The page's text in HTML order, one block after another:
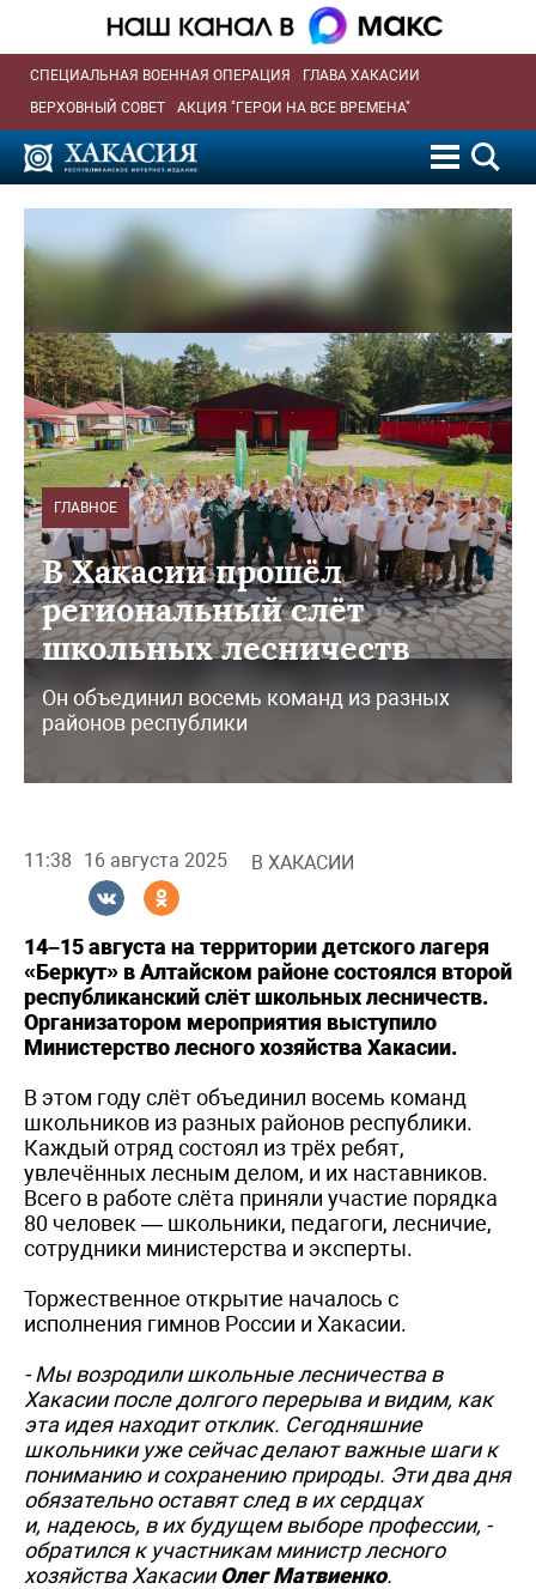
СПЕЦИАЛЬНАЯ ВОЕННАЯ ОПЕРАЦИЯ
ГЛАВА ХАКАСИИ
ВЕРХОВНЫЙ СОВЕТ
АКЦИЯ "ГЕРОИ НА ВСЕ ВРЕМЕНА"
ГЛАВНОЕ
В Хакасии прошёл
региональный слёт
школьных лесничеств
Он объединил восемь команд из разных
районов республики
11:38 16 августа 2025 В ХАКАСИИ
14–15 августа на территории детского лагеря
«Беркут» в Алтайском районе состоялся второй
республиканский слёт школьных лесничеств.
Организатором мероприятия выступило
Министерство лесного хозяйства Хакасии.
В этом году слёт объединил восемь команд
школьников из разных районов республики.
Каждый отряд состоял из трёх ребят,
увлечённых лесным делом, и их наставников.
Всего в работе слёта приняли участие порядка
80 человек — школьники, педагоги, лесничие,
сотрудники министерства и эксперты.
Торжественное открытие началось с
исполнения гимнов России и Хакасии.
- Мы возродили школьные лесничества в
Хакасии после долгого перерыва и видим, как
эта идея находит отклик. Сегодняшние
школьники уже сейчас делают важные шаги к
пониманию и сохранению природы. Эти два дня
обязательно оставят след в их сердцах
и, надеюсь, в их будущем выборе профессии, -
обратился к участникам министр лесного
хозяйства ХакасииОлег Матвиенко.